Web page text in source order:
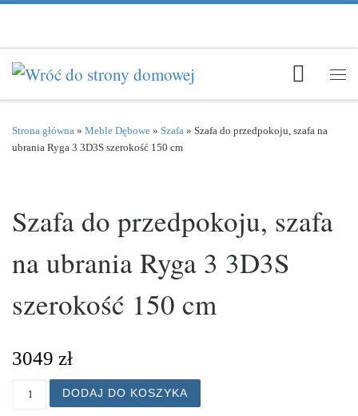
Strona główna » Meble Dębowe » Szafa » Szafa do przedpokoju, szafa na
ubrania Ryga 3 3D3S szerokość 150 cm
Szafa do przedpokoju, szafa
na ubrania Ryga 3 3D3S
szerokość 150 cm
3049 zł
ilość Szafa do przedpokoju, szafa na ubrania Ryga 3
DODAJ DO KOSZYKA